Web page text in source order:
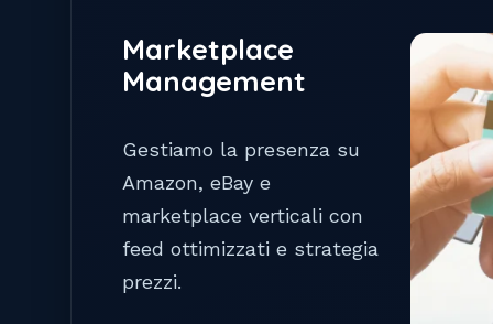
Marketplace
Management
Gestiamo la presenza su
Amazon, eBay e
marketplace verticali con
feed ottimizzati e strategia
prezzi.